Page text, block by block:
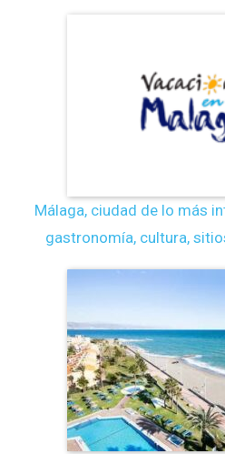
Málaga, ciudad de lo más
gastronomía, cultura,